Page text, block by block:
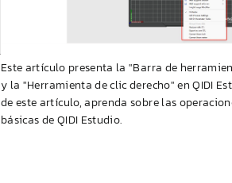
Este artículo presenta la "Barra de
y la "Herramienta de clic derecho" enQIDI
de este artículo, aprenda sobre las
básicas deQIDI Estudio.